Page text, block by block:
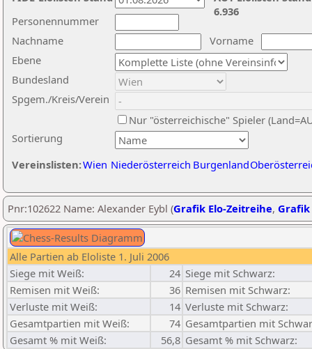
Nachname
Vorname
Ebene
Sortierung
Personennummer
Bundesland
Spgem./Kreis/Verein
Nur "österreichische" Spieler
Vereinslisten:Wien Niederösterreich Burgenland
6.936
Pnr:102622 Name: Alexander Eybl (Grafik Elo-Zeitreihe, Grafik
Alle Partien ab Eloliste 1. Juli 2006
Siege mit Weiß:
24 Siege mit Schwarz:
Remisen mit Weiß:
36 Remisen mit Schwarz:
Verluste mit Weiß:
14 Verluste mit Schwarz:
Gesamtpartien mit Weiß:
74 Gesamtpartien mit
Gesamt % mit Weiß:
56,8 Gesamt % mit Schwarz: